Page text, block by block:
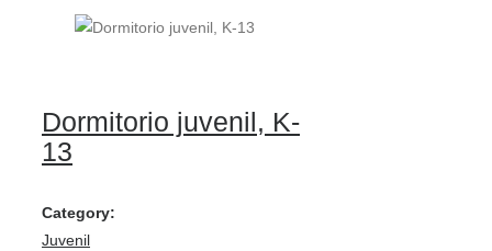
Dormitorio juvenil, K-
13
Category:
Juvenil